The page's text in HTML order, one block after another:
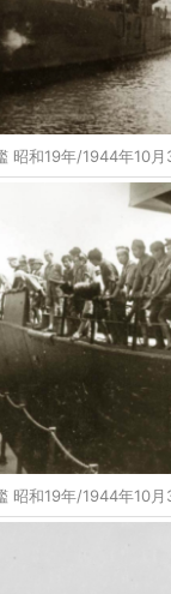
昭和19年/1944年10月
昭和19年/1944年10月